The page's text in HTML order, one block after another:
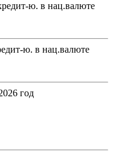
ю. в нац.валюте
ю. в нац.валюте
год